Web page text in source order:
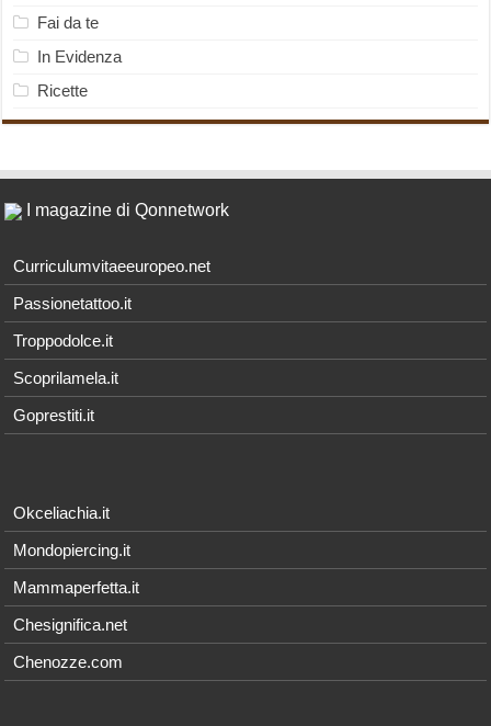
Fai da te
In Evidenza
Ricette
I magazine di Qonnetwork
Curriculumvitaeeuropeo.net
Passionetattoo.it
Troppodolce.it
Scoprilamela.it
Goprestiti.it
Okceliachia.it
Mondopiercing.it
Mammaperfetta.it
Chesignifica.net
Chenozze.com